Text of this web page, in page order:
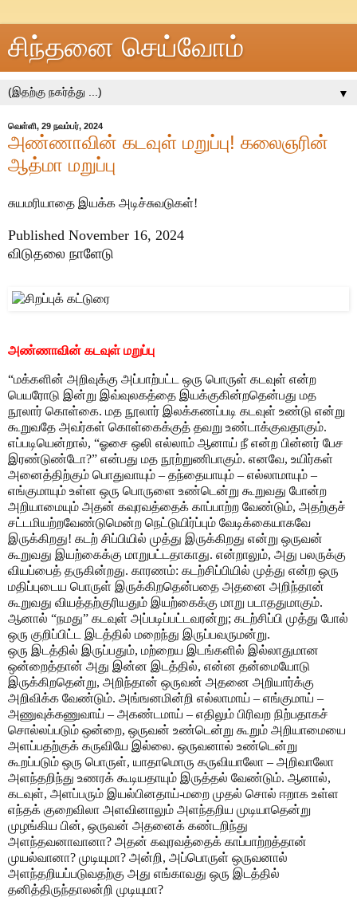
சிந்தனை செய்வோம்
▼
வெள்ளி, 29 நவம்பர், 2024
அண்ணாவின் கடவுள் மறுப்பு! கலைஞரின்
ஆத்மா மறுப்பு
சுயமரியாதை இயக்க அடிச்சுவடுகள்!
விடுதலை நாளேடு
Published November 16, 2024
அண்ணாவின் கடவுள் மறுப்பு
“மக்களின் அறிவுக்கு அப்பாற்பட்ட ஒரு பொருள் கடவுள் என்ற
பெயரோடு இன்று இவ்வுலகத்தை இயக்குகின்றதென்பது மத
நூலார் கொள்கை. மத நூலார் இலக்கணப்படி கடவுள் உண்டு என்று
கூறுவதே அவர்கள் கொள்கைக்குத் தவறு உண்டாக்குவதாகும்.
எப்படியென்றால், “ஓசை ஒலி எல்லாம் ஆனாய் நீ என்ற பின்னர் பேச
இரண்டுண்டோ?” என்பது மத நூற்றுணிபாகும். எனவே, உயிர்கள்
அனைத்திற்கும் பொதுவாயும் – தந்தையாயும் – எல்லாமாயும் –
எங்குமாயும் உள்ள ஒரு பொருளை உண்டென்று கூறுவது போன்ற
அறியாமையும் அதன் கவுரவத்தைக் காப்பாற்ற வேண்டும், அதற்குச்
சட்டமியற்றவேண்டுமென்ற நெட்டுயிர்ப்பும் வேடிக்கையாகவே
இருக்கிறது! கடற் சிப்பியில் முத்து இருக்கிறது என்று ஒருவன்
கூறுவது இயற்கைக்கு மாறுபட்டதாகாது. என்றாலும், அது பலருக்கு
வியப்பைத் தருகின்றது. காரணம்: கடற்சிப்பியில் முத்து என்ற ஒரு
மதிப்புடைய பொருள் இருக்கிறதென்பதை அதனை அறிந்தான்
கூறுவது வியத்தற்குரியதும் இயற்கைக்கு மாறு படாததுமாகும்.
ஆனால் “நமது” கடவுள் அப்படிப்பட்டவரன்று; கடற்சிப்பி முத்து போல்
ஒரு குறிப்பிட்ட இடத்தில் மறைந்து இருப்பவருமன்று.
ஒரு இடத்தில் இருப்பதும், மற்றைய இடங்களில் இல்லாதுமான
ஒன்றைத்தான் அது இன்ன இடத்தில், என்ன தன்மையோடு
இருக்கிறதென்று, அறிந்தான் ஒருவன் அதனை அறியார்க்கு
அறிவிக்க வேண்டும். அங்ஙனமின்றி எல்லாமாய் – எங்குமாய் –
அணுவுக்கணுவாய் – அகண்டமாய் – எதிலும் பிரிவற நிற்பதாகச்
சொல்லப்படும் ஒன்றை, ஒருவன் உண்டென்று கூறும் அறியாமையை
அளப்பதற்குக் கருவியே இல்லை. ஒருவனால் உண்டென்று
கூறப்படும் ஒரு பொருள், யாதாமொரு கருவியாலோ – அறிவாலோ
அளந்தறிந்து உணரக் கூடியதாயும் இருத்தல் வேண்டும். ஆனால்,
கடவுள், அளப்பரும் இயல்பினதாய்-மறை முதல் சொல் ஈறாக உள்ள
எந்தக் குறைவிலா அளவினாலும் அளந்தறிய முடியாதென்று
முழங்கிய பின், ஒருவன் அதனைக் கண்டறிந்து
அளந்தவனாவானா? அதன் கவுரவத்தைக் காப்பாற்றத்தான்
முயல்வானா? முடியுமா? அன்றி, அப்பொருள் ஒருவனால்
அளந்தறியப்படுவதற்கு அது எங்காவது ஒரு இடத்தில்
தனித்திருந்தாலன்றி முடியுமா?